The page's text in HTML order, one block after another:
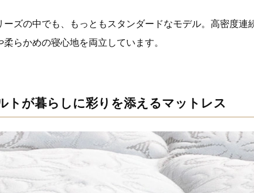
ズの中でも、もっともスタンダードなモデル。高密度連
らかめの寝心地を両立しています。
トが暮らしに彩りを添えるマットレス